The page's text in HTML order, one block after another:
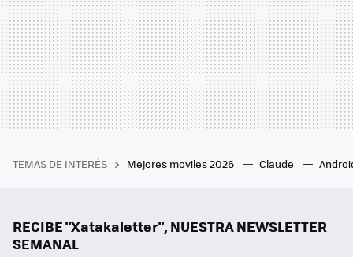
TEMAS DE INTERÉS Mejores moviles 2026 Claude
RECIBE "Xatakaletter", NUESTRA NEWSLETTER
SEMANAL